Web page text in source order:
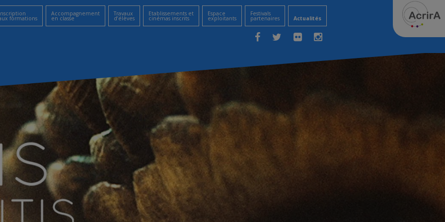
formations
Accompagnement
en classe
Travaux
d’élèves
Etablissements et
cinémas inscrits
Espace
exploitants
Festivals
partenaires Actualités